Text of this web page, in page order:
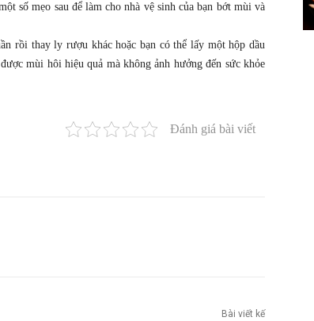
số mẹo sau để làm cho nhà vệ sinh của bạn bớt mùi và
rồi thay ly rượu khác hoặc bạn có thể lấy một hộp dầu
mùi hôi hiệu quả mà không ảnh hưởng đến sức khỏe
Đánh giá bài viết
Bài viết kế